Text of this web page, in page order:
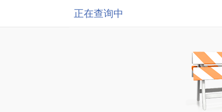
正在查询中